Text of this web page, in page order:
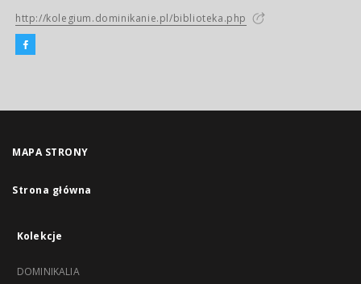
http://kolegium.dominikanie.pl/biblioteka.php
MAPA STRONY
Strona główna
Kolekcje
DOMINIKALIA